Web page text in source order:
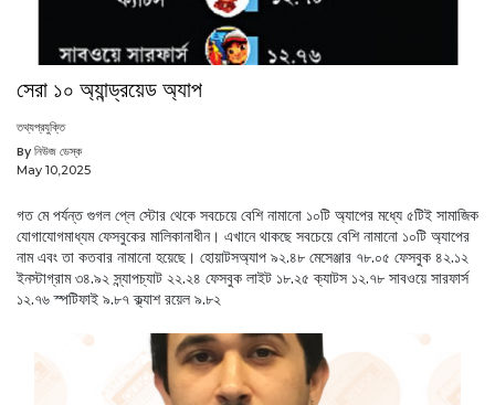
সেরা ১০ অ্যান্ড্রয়েড অ্যাপ
তথ্যপ্রযুক্তি
By নিউজ ডেস্ক
May 10,2025
গত মে পর্যন্ত গুগল প্লে স্টোর থেকে সবচেয়ে বেশি নামানো ১০টি অ্যাপের মধ্যে ৫টিই সামাজিক
যোগাযোগমাধ্যম ফেসবুকের মালিকানাধীন। এখানে থাকছে সবচেয়ে বেশি নামানো ১০টি অ্যাপের
নাম এবং তা কতবার নামানো হয়েছে। হোয়াটসঅ্যাপ ৯২.৪৮ মেসেঞ্জার ৭৮.০৫ ফেসবুক ৪২.১২
ইনস্টাগ্রাম ৩৪.৯২ স্ন্যাপচ্যাট ২২.২৪ ফেসবুক লাইট ১৮.২৫ ক্যাটস ১২.৭৮ সাবওয়ে সারফার্স
১২.৭৬ স্পটিফাই ৯.৮৭ ক্ল্যাশ রয়েল ৯.৮২